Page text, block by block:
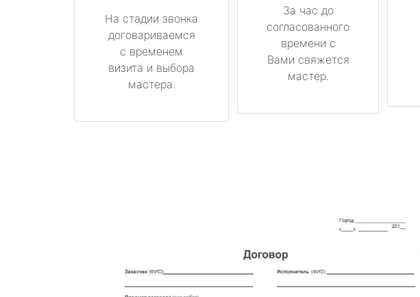
На стадии звонка
договариваемся
с временем
визита и выбора
мастера.
За час до
согласованного
времени с
Вами свяжется
мастер.